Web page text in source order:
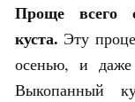
Проще всего
куста. Эту
осенью, и
Выкопанный